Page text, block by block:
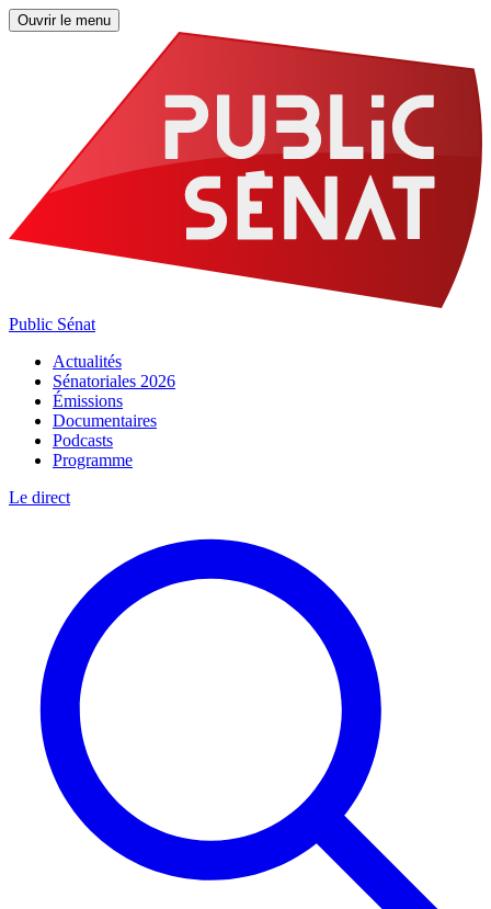
Ouvrir le menu
Public Sénat
Actualités
Sénatoriales 2026
Émissions
Documentaires
Podcasts
Programme
Le direct